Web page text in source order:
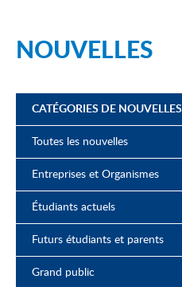
NOUVELLES
CATÉGORIES DE NOUVELLES
Toutes les nouvelles
Entreprises et Organismes
Étudiants actuels
Futurs étudiants et parents
Grand public